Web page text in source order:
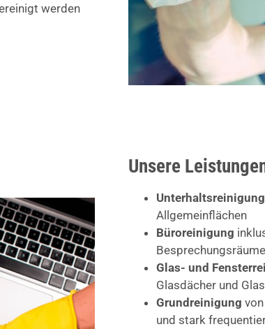
werden
Unsere
Unterhaltsreinigung
Allgemeinflächen
Büroreinigung
Besprechungsräume
Glas- und
Glasdächer und
Grundreinigung
und stark